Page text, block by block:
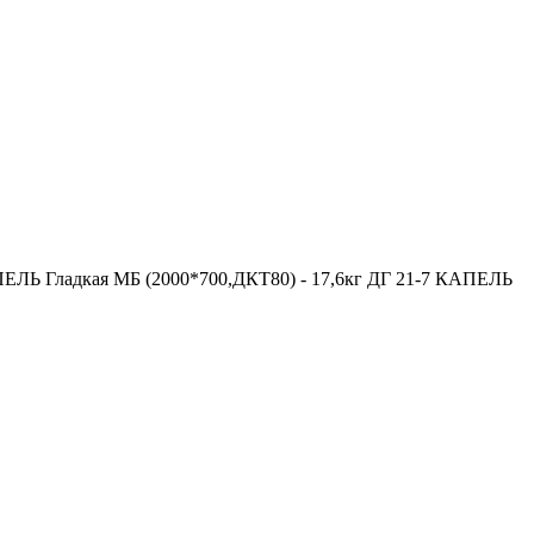
Гладкая МБ (2000*700,ДКТ80) - 17,6кг ДГ 21-7 КАПЕЛЬ